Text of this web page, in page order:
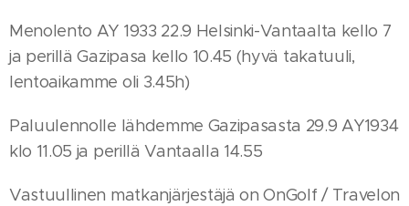
Menolento AY 1933 22.9 Helsinki-Vantaalta kello 7
ja perillä Gazipasa kello 10.45 (hyvä takatuuli,
lentoaikamme oli 3.45h)
Paluulennolle lähdemme Gazipasasta 29.9 AY1934
klo 11.05 ja perillä Vantaalla 14.55
Vastuullinen matkanjärjestäjä on OnGolf / Travelon